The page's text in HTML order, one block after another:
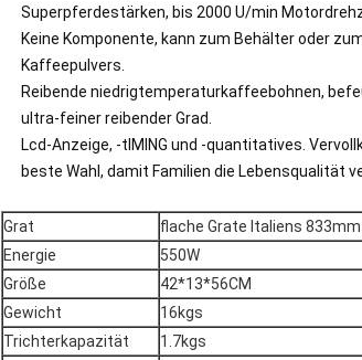
Superpferdestärken, bis 2000 U/min
Keine Komponente, kann zum Behälter oder
Kaffeepulvers.
Reibende niedrigtemperaturkaffeebohnen,
ultra-feiner reibender Grad.
Lcd-Anzeige, -tIMING und -quantitatives.
beste Wahl, damit Familien die Lebensqualität
Grat
flache Grate Italiens 833mm
Energie
550W
Größe
42*13*56CM
Gewicht
16kgs
Trichterkapazität
1.7kgs